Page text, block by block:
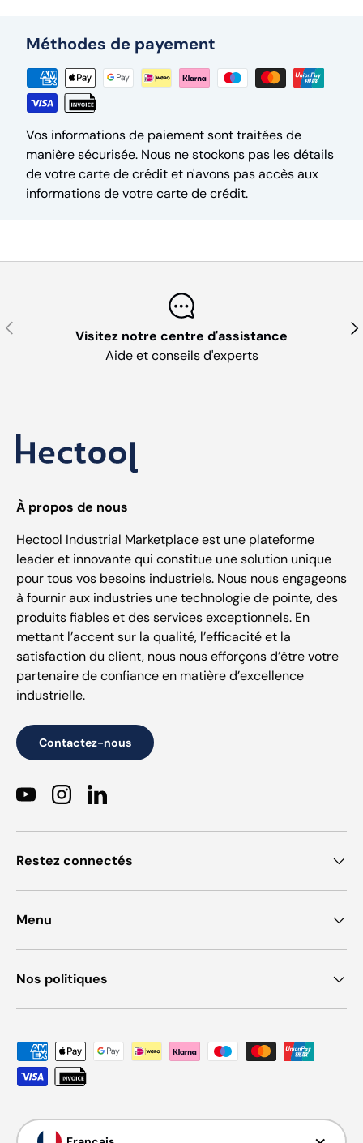
Méthodes de payement
Vos informations de paiement sont traitées de
manière sécurisée. Nous ne stockons pas les détails
de votre carte de crédit et n'avons pas accès aux
informations de votre carte de crédit.
Précédent
Visitez notre centre d'assistance
Aide et conseils d'experts
À propos de nous
Hectool Industrial Marketplace est une plateforme
leader et innovante qui constitue une solution unique
pour tous vos besoins industriels. Nous nous engageons
à fournir aux industries une technologie de pointe, des
produits fiables et des services exceptionnels. En
mettant l’accent sur la qualité, l’efficacité et la
satisfaction du client, nous nous efforçons d’être votre
partenaire de confiance en matière d’excellence
industrielle.
Contactez-nous
YouTubeInstagramLinkedIn
Restez connectés
Menu
Nos politiques
Moyens de paiement acceptés
Langue